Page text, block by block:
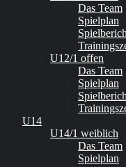
Das Team
Spielplan
U12/1 offen
Das Team
Spielplan
U14
U14/1 weiblich
Das Team
Spielplan